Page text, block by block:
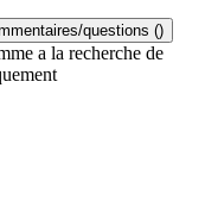
questions ()
a la recherche de